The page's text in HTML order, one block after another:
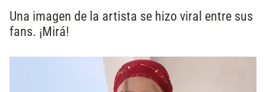
Una imagen de la artista se hizo viral entre sus
fans. ¡Mirá!